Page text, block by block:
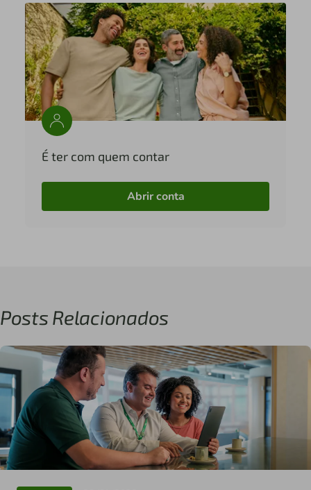
É ter com quem contar
Abrir conta
Posts Relacionados